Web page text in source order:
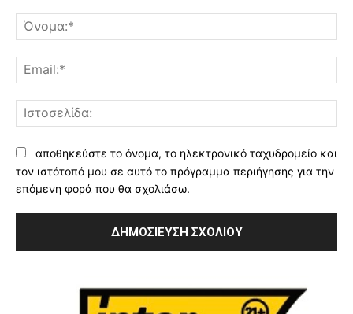
αποθηκεύστε το όνομα, το ηλεκτρονικό ταχυδρομείο και
τον ιστότοπό μου σε αυτό το πρόγραμμα περιήγησης για την
επόμενη φορά που θα σχολιάσω.